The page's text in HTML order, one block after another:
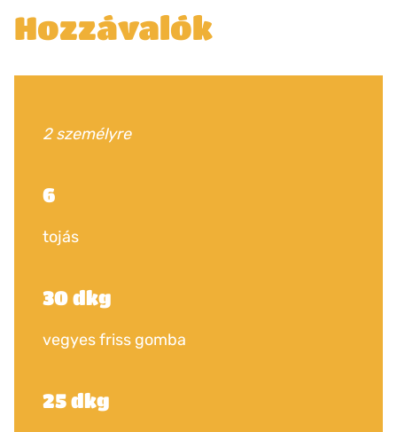
Hozzávalók
2 személyre
6
tojás
30 dkg
vegyes friss gomba
25 dkg